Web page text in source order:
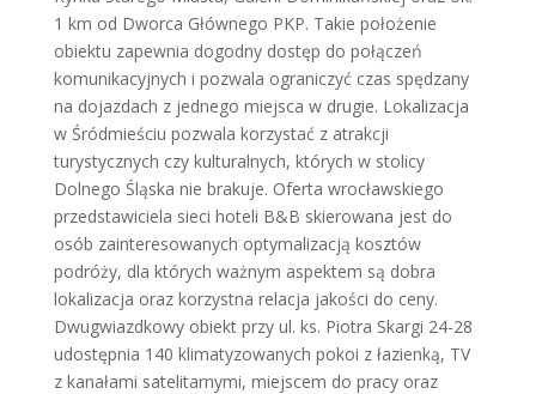
1 km od Dworca Głównego PKP. Takie położenie
obiektu zapewnia dogodny dostęp do połączeń
komunikacyjnych i pozwala ograniczyć czas spędzany
na dojazdach z jednego miejsca w drugie. Lokalizacja
w Śródmieściu pozwala korzystać z atrakcji
turystycznych czy kulturalnych, których w stolicy
Dolnego Śląska nie brakuje. Oferta wrocławskiego
przedstawiciela sieci hoteli B&B skierowana jest do
osób zainteresowanych optymalizacją kosztów
podróży, dla których ważnym aspektem są dobra
lokalizacja oraz korzystna relacja jakości do ceny.
Dwugwiazdkowy obiekt przy ul. ks. Piotra Skargi 24-28
udostępnia 140 klimatyzowanych pokoi z łazienką, TV
z kanałami satelitarnymi, miejscem do pracy oraz